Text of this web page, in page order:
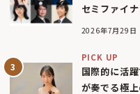
セミファイ
2026年7月29日
PICK UP
国際的に活
が奏でる極